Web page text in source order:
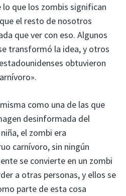
que los zombis significan
el resto de nosotros
que ver con eso. Algunos
transformó la idea, y otros
obtuvieron
como una de las que
desinformada del
el zombi era
carnívoro, sin ningún
se convierte en un zombi
a otras personas, y ellos se
parte de esta cosa